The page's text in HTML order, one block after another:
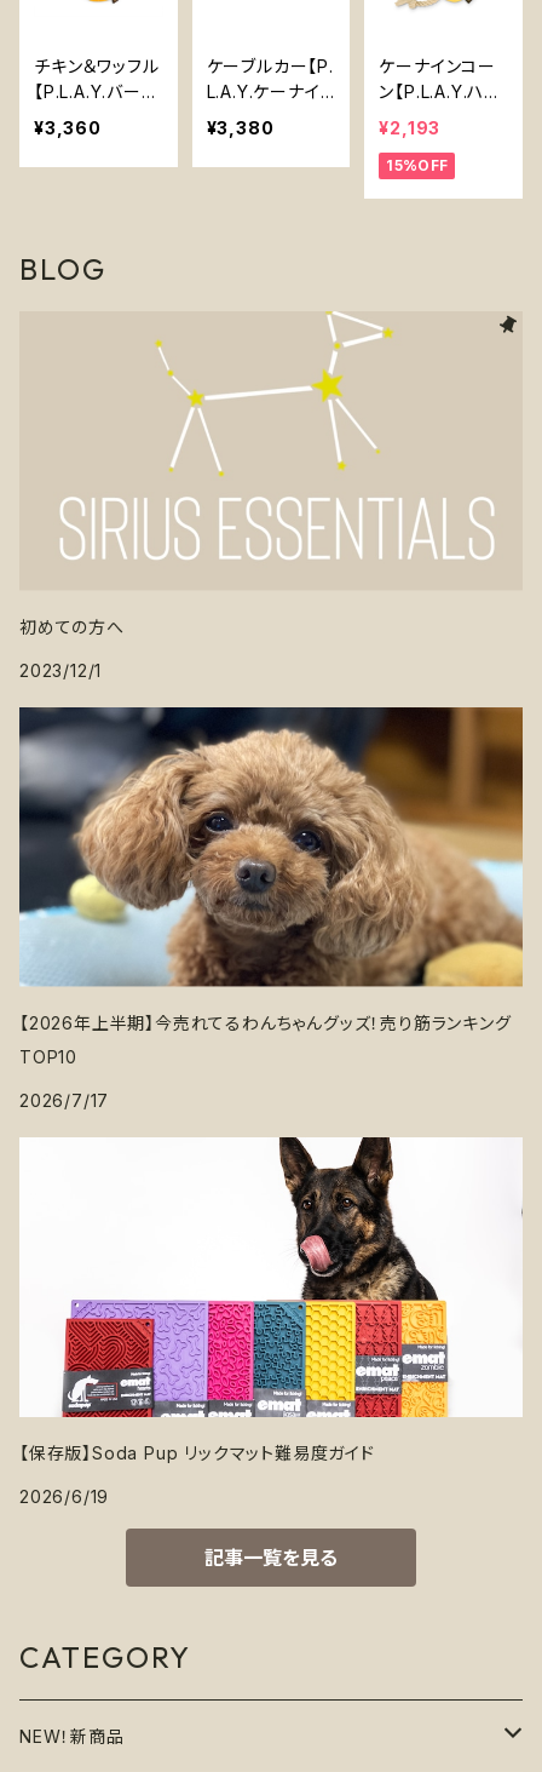
チキン＆ワッフル
【P.L.A.Y.バーキ
ングブランチシリ
ーズ】犬用おもち
ゃ Chicken &
Series】
¥3,360
ケーブルカー【P.
L.A.Y.ケーナイ
ンコミュートシリ
ーズ】Cable Ca
r【P.L.A.Y. Cani
¥3,380
ケーナインコー
ン【P.L.A.Y.ハウ
リングボーンシリ
ーズ】Canine C
orn【P.L.A.Y. H
¥2,193
15%OFF
BLOG
初めての方へ
2023/12/1
【2026年上半期】今売れてるわんちゃんグッズ！売り筋ランキング
TOP10
2026/7/17
【保存版】Soda Pup リックマット難易度ガイド
2026/6/19
記事一覧を見る
CATEGORY
NEW！新商品